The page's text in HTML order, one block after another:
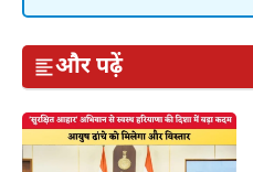
और पढ़ें